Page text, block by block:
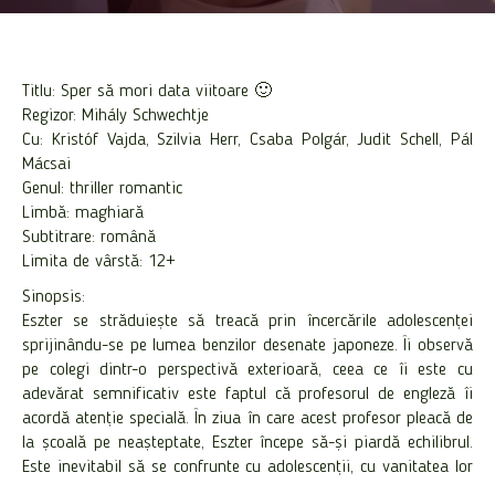
Titlu: Sper să mori data viitoare 🙂
Regizor: Mihály Schwechtje
Cu: Kristóf Vajda, Szilvia Herr, Csaba Polgár, Judit Schell, Pál
Mácsai
Genul: thriller romantic
Limbă: maghiară
Subtitrare: română
Limita de vârstă: 12+
Sinopsis:
Eszter se străduiește să treacă prin încercările adolescenței
sprijinându-se pe lumea benzilor desenate japoneze. Îi observă
pe colegi dintr-o perspectivă exterioară, ceea ce îi este cu
adevărat semnificativ este faptul că profesorul de engleză îi
acordă atenție specială. În ziua în care acest profesor pleacă de
la școală pe neașteptate, Eszter începe să-și piardă echilibrul.
Este inevitabil să se confrunte cu adolescenții, cu vanitatea lor